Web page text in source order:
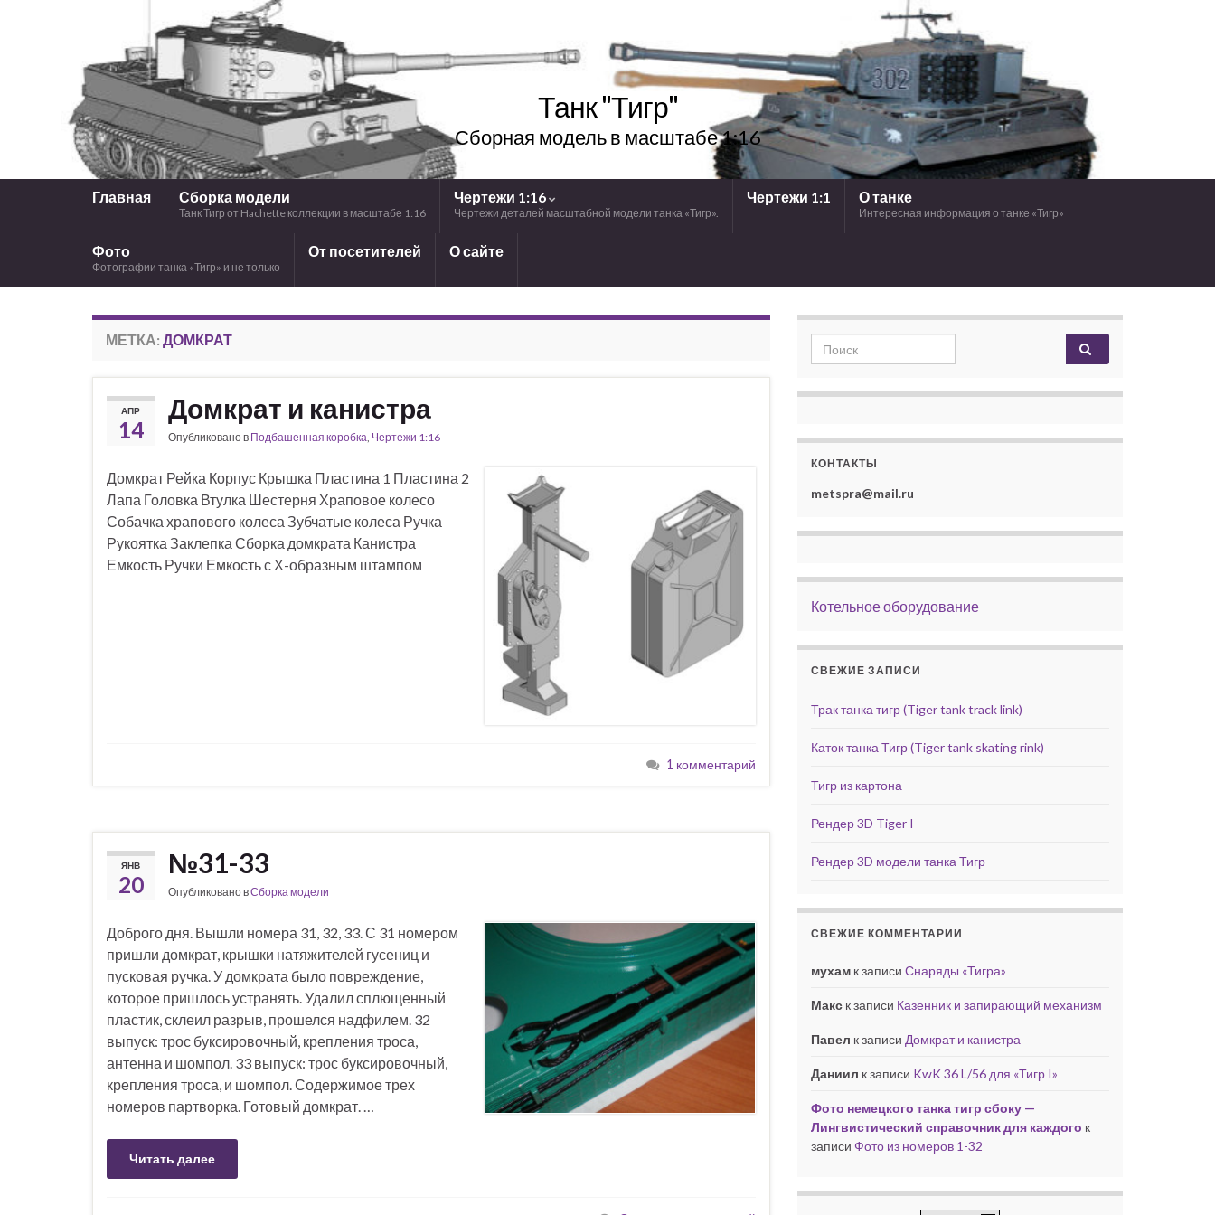
Танк "Тигр"
Сборная модель в масштабе 1:16
Главная Сборка модели
Танк Тигр от Hachette коллекции в масштабе 1:16
Чертежи 1:16
Чертежи деталей масштабной модели танка «Тигр».
Чертежи 1:1 О танке
Интересная информация о танке «Тигр»
Фото
Фотографии танка «Тигр» и не только
От посетителей О сайте
МЕТКА: ДОМКРАТ
АПР
14
Домкрат и канистра
Опубликовано в Подбашенная коробка, Чертежи 1:16
Домкрат Рейка Корпус Крышка Пластина 1 Пластина 2
Лапа Головка Втулка Шестерня Храповое колесо
Собачка храпового колеса Зубчатые колеса Ручка
Рукоятка Заклепка Сборка домкрата Канистра
Емкость Ручки Емкость с Х-образным штампом
1 комментарий
ЯНВ
20
№31-33
Опубликовано вСборка модели
Доброго дня. Вышли номера 31, 32, 33. С 31 номером
пришли домкрат, крышки натяжителей гусениц и
пусковая ручка. У домкрата было повреждение,
которое пришлось устранять. Удалил сплющенный
пластик, склеил разрыв, прошелся надфилем. 32
выпуск: трос буксировочный, крепления троса,
антенна и шомпол. 33 выпуск: трос буксировочный,
крепления троса, и шомпол. Содержимое трех
номеров партворка. Готовый домкрат. …
Читать далее
Search for:
КОНТАКТЫ
metspra@mail.ru
Котельное оборудование
СВЕЖИЕ ЗАПИСИ
Трак танка тигр (Tiger tank track link)
Каток танка Тигр (Tiger tank skating rink)
Тигр из картона
Рендер 3D Tiger I
Рендер 3D модели танка Тигр
СВЕЖИЕ КОММЕНТАРИИ
мухам к записи Снаряды «Тигра»
Макс к записи Казенник и запирающий механизм
Павел к записи Домкрат и канистра
Даниил к записи KwK 36 L/56 для «Тигр I»
Фото немецкого танка тигр сбоку —
Лингвистический справочник для каждого к
записи Фото из номеров 1-32